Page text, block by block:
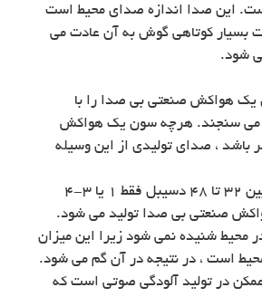
این صدا اندازه صدای محیط است
بسیار کوتاهی گوش به آن عادت می
شود.
یک هواکش صنعتی بی صدا را با
می سنجند. هرچه سون یک هواکش
باشد ، صدای تولیدی از این وسیله
برای مثال در خانه بین 32 تا 48 دسیبل فقط 1 یا 3-4
صنعتی بی صدا تولید می شود.
محیط شنیده نمی شود زیرا این میزان
است ، در نتیجه در آن گم می شود.
در تولید آلودگی صوتی است که